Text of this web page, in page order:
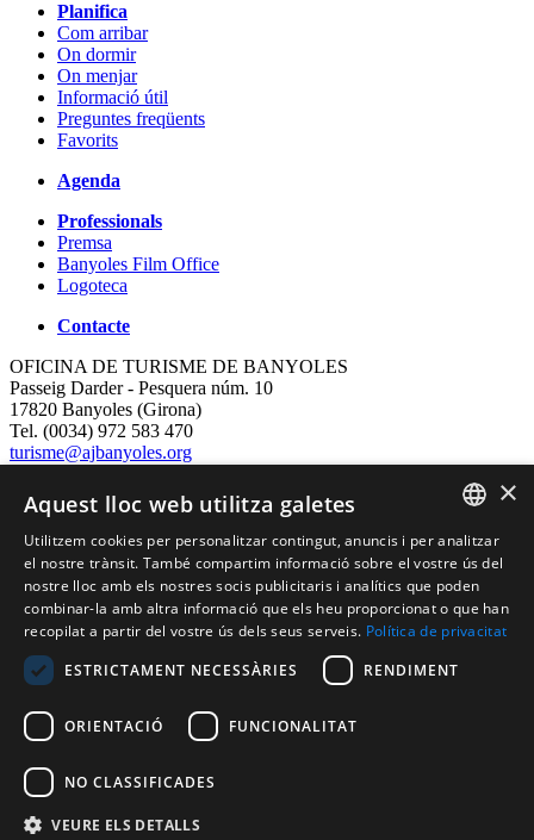
Planifica
Com arribar
On dormir
On menjar
Informació útil
Preguntes freqüents
Favorits
Agenda
Professionals
Premsa
Banyoles Film Office
Logoteca
Contacte
OFICINA DE TURISME DE BANYOLES
Passeig Darder - Pesquera núm. 10
17820 Banyoles (Girona)
Tel. (0034) 972 583 470
turisme@ajbanyoles.org
Segueix-nos
Amb el suport de:
CATALAN
ENGLISH
FRENCH
SPANISH
×
Aquest lloc web utilitza galetes
Utilitzem cookies per personalitzar contingut, anuncis i per analitzar
el nostre trànsit. També compartim informació sobre el vostre ús del
nostre lloc amb els nostres socis publicitaris i analítics que poden
combinar-la amb altra informació que els heu proporcionat o que han
recopilat a partir del vostre ús dels seus serveis. Política de privacitat
ESTRICTAMENT NECESSÀRIES
RENDIMENT
ORIENTACIÓ FUNCIONALITAT
NO CLASSIFICADES
VEURE ELS DETALLS